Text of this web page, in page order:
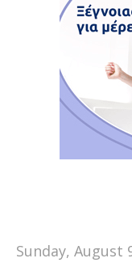
Sunday, August